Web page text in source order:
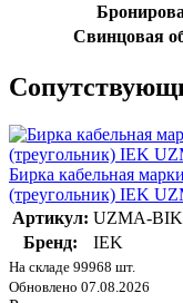
Свинцовая
Бирка кабельная
(треугольник) IEK
Артикул: UZMA-
Бренд:
IEK
На складе 99968 шт.
Обновлено 07.08.2026